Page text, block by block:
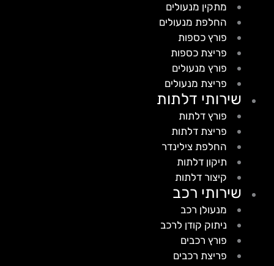
מתקין מנעולים
החלפת מנעולים
פורץ כספות
פריצת כספות
פורץ מנעולים
פריצת מנעולים
שירותי דלתות
פורץ דלתות
פריצת דלתות
החלפת צילינדר
תיקון דלתות
קיצור דלתות
שירותי רכב
מנעולן רכב
ניתוק קודן לרכב
פורץ רכבים
פריצת רכבים